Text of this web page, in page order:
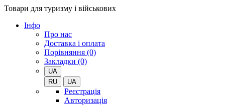
Товари для туризму і військових
Iнфо
Про нас
Доставка і оплата
Порівняння (0)
Закладки (0)
UA
RU
UA
Реєстрація
Авторизація